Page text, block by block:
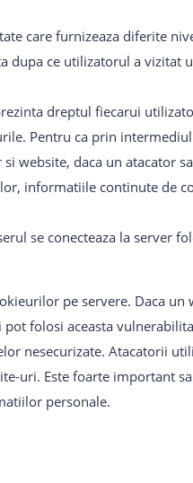
care furnizeaza diferite
dupa ce utilizatorul a vizitat
dreptul fiecarui
Pentru ca prin
website, daca un atacator
informatiile continute de
se conecteaza la server
pe servere. Daca un
folosi aceasta
nesecurizate. Atacatorii
uri. Este foarte important
personale.